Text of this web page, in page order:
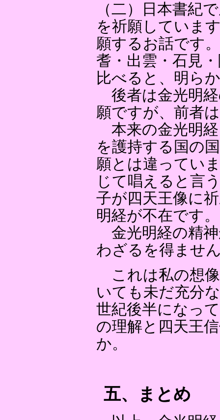
（二）日本書紀
を祈願していま
願するお話です
耆・出雲・石見
比べると、明ら
後者は金光明
願ですが、前者
本来の金光明
を護持する国の
願とは違ってい
じて唱えると言
子が四天王像に
明経が不在です。
金光明経の精
わざるを得ませ
これは私の想
いても未だ充分
世紀後半になっ
の理解と四天王
か。
五、まとめ